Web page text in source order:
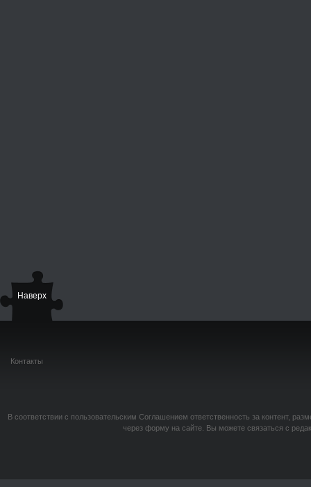
Наверх
Контакты
В соответствии с пользовательским Соглашением ответственность за контент,
через форму на сайте. Вы можете связаться с